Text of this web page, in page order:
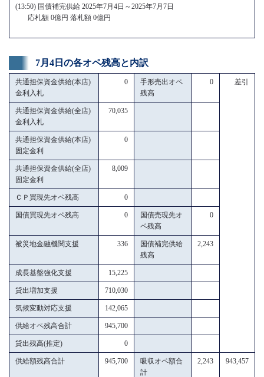
(13:50) 国債補完供給 2025年7月4日～2025年7月7日
応札額 0億円 落札額 0億円
7月4日の各オペ残高と内訳
共通担保資金供給(本店)
金利入札
0
手形売出オペ
残高
0 差引
共通担保資金供給(全店)
金利入札
70,035
共通担保資金供給(本店)
固定金利
0
共通担保資金供給(全店)
固定金利
8,009
ＣＰ買現先オペ残高 0
国債買現先オペ残高 0
国債売現先オ
ペ残高
0
被災地金融機関支援 336
国債補完供給
残高
2,243
成長基盤強化支援 15,225
貸出増加支援 710,030
気候変動対応支援 142,065
供給オペ残高合計 945,700
貸出残高(推定) 0
供給額残高合計 945,700
吸収オペ額合
計
2,243 943,457